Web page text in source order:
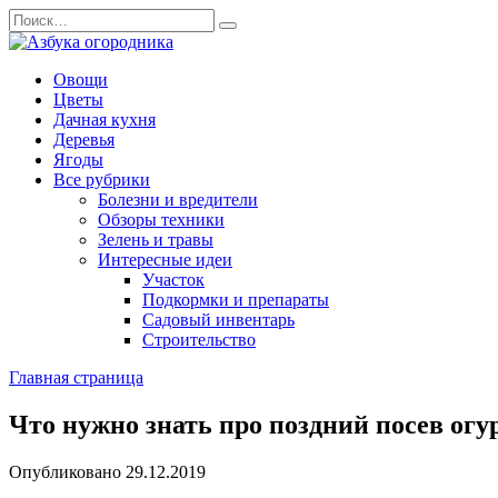
Перейти
к
содержанию
Search
for:
Овощи
Цветы
Дачная кухня
Деревья
Ягоды
Все рубрики
Болезни и вредители
Обзоры техники
Зелень и травы
Интересные идеи
Участок
Подкормки и препараты
Садовый инвентарь
Строительство
Главная страница
Что нужно знать про поздний посев
Опубликовано 29.12.2019